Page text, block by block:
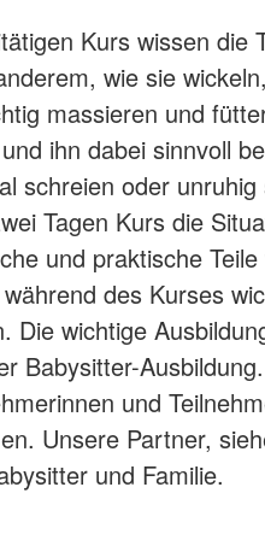
Kurs wissen die
wie sie
massieren und
ihn dabei sinnvoll
schreien oder
Tagen Kurs die
und praktische
des Kurses
Die wichtige
Babysitter-
und
Unsere Partner,
und Familie.